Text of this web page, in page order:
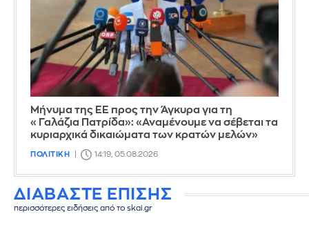
Μήνυμα της ΕΕ προς την Άγκυρα για τη
«Γαλάζια Πατρίδα»: «Αναμένουμε να σέβεται τα
κυριαρχικά δικαιώματα των κρατών μελών»
ΠΟΛΙΤΙΚΗ 14:19, 05.08.2026
ΔΙΑΒΑΣΤΕ ΕΠΙΣΗΣ
περισσότερες ειδήσεις από το skai.gr